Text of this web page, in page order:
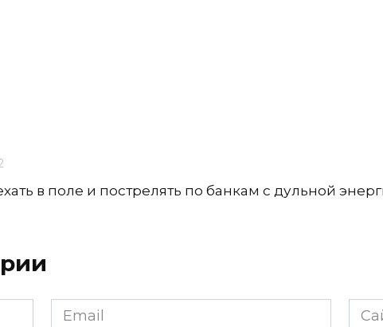
в поле и пострелять по банкам с дульной
Email
Сайт